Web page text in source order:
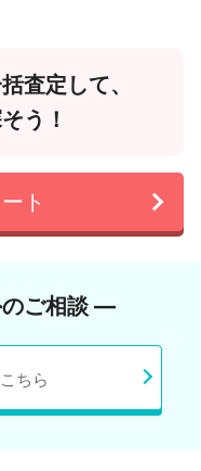
査定して、
う！
ト
ご相談 ―
ちら